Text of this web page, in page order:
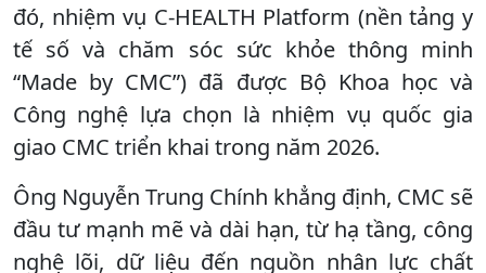
đó, nhiệm vụ C-HEALTH Platform (nền tảng y
tế số và chăm sóc sức khỏe thông minh
“Made by CMC”) đã được Bộ Khoa học và
Công nghệ lựa chọn là nhiệm vụ quốc gia
giao CMC triển khai trong năm 2026.
Ông Nguyễn Trung Chính khẳng định, CMC sẽ
đầu tư mạnh mẽ và dài hạn, từ hạ tầng, công
nghệ lõi, dữ liệu đến nguồn nhân lực chất